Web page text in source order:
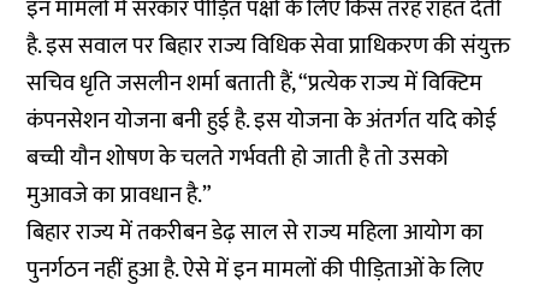
इन मामलों में सरकार पीड़ित पक्षों के लिए किस तरह राहत देती
है. इस सवाल पर बिहार राज्य विधिक सेवा प्राधिकरण की संयुक्त
सचिव धृति जसलीन शर्मा बताती हैं, “प्रत्येक राज्य में विक्टिम
कंपनसेशन योजना बनी हुई है. इस योजना के अंतर्गत यदि कोई
बच्ची यौन शोषण के चलते गर्भवती हो जाती है तो उसको
मुआवजे का प्रावधान है.”
बिहार राज्य में तकरीबन डेढ़ साल से राज्यमहिला आयोग का
पुनर्गठननहीं हुआ है. ऐसे में इन मामलों की पीड़िताओं के लिए